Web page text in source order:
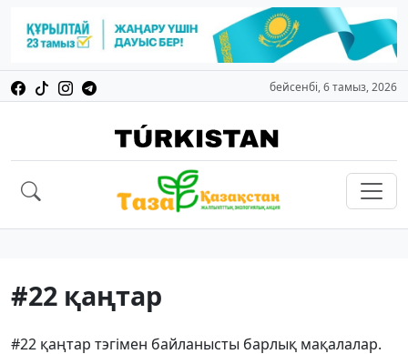
бейсенбі, 6 тамыз, 2026
#22 қаңтар
#22 қаңтар тэгімен байланысты барлық мақалалар.